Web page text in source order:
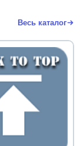
Весь каталог